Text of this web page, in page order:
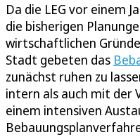
Da die LEG vor einem
die bisherigen
wirtschaftlichen
Stadt gebeten das
zunächst ruhen zu
intern als auch mit der
einem intensiven